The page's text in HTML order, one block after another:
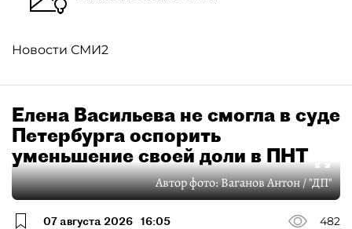
Новости СМИ2
Елена Васильева не смогла в суде
Петербурга оспорить
уменьшение своей доли в ПНТ
Автор фото:Ваганов Антон / "ДП"
07 августа 2026 16:05
482